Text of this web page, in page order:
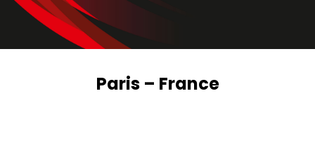
NEWS ET ÉVÉNEMENTS
DOWNLOAD
Paris – France